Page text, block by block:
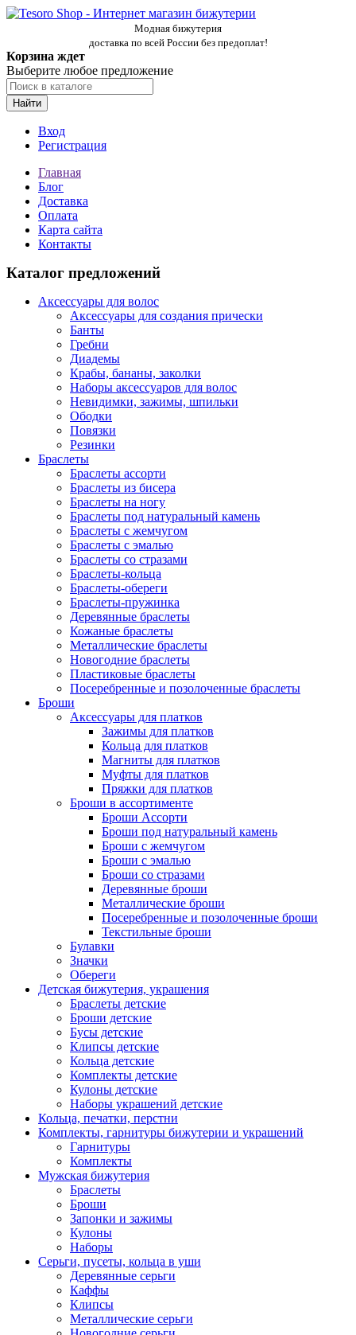
Модная бижутерия
доставка по всей России без предоплат!
Корзина ждет
Выберите любое предложение
Найти
Вход
Регистрация
Главная
Блог
Доставка
Оплата
Карта сайта
Контакты
Каталог предложений
Аксессуары для волос
Аксессуары для создания прически
Банты
Гребни
Диадемы
Крабы, бананы, заколки
Наборы аксессуаров для волос
Невидимки, зажимы, шпильки
Ободки
Повязки
Резинки
Браслеты
Браслеты ассорти
Браслеты из бисера
Браслеты на ногу
Браслеты под натуральный камень
Браслеты с жемчугом
Браслеты с эмалью
Браслеты со стразами
Браслеты-кольца
Браслеты-обереги
Браслеты-пружинка
Деревянные браслеты
Кожаные браслеты
Металлические браслеты
Новогодние браслеты
Пластиковые браслеты
Посеребренные и позолоченные браслеты
Броши
Аксессуары для платков
Зажимы для платков
Кольца для платков
Магниты для платков
Муфты для платков
Пряжки для платков
Броши в ассортименте
Броши Ассорти
Броши под натуральный камень
Броши с жемчугом
Броши с эмалью
Броши со стразами
Деревянные броши
Металлические броши
Посеребренные и позолоченные броши
Текстильные броши
Булавки
Значки
Обереги
Детская бижутерия, украшения
Браслеты детские
Броши детские
Бусы детские
Клипсы детские
Кольца детские
Комплекты детские
Кулоны детские
Наборы украшений детские
Кольца, печатки, перстни
Комплекты, гарнитуры бижутерии и украшений
Гарнитуры
Комплекты
Мужская бижутерия
Браслеты
Броши
Запонки и зажимы
Кулоны
Наборы
Серьги, пусеты, кольца в уши
Деревянные серьги
Каффы
Клипсы
Металлические серьги